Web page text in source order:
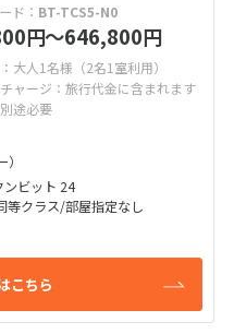
ド： BT-TCS5-N0
円〜646,800円
大人1名様（2名1室利用）
ャージ：旅行代金に含まれます
途必要
ンビット 24
等クラス/部屋指定なし
こちら